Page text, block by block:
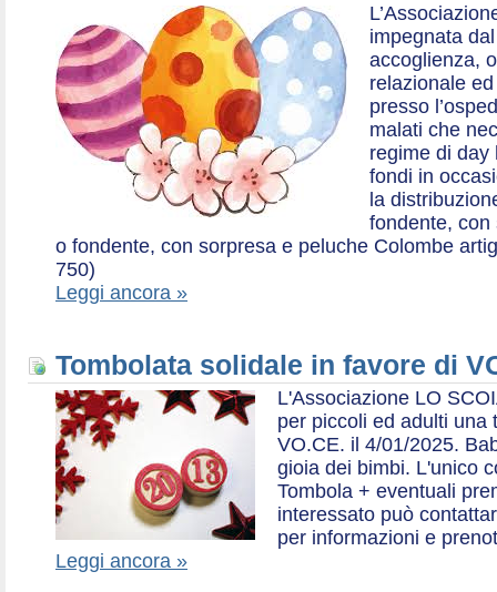
impegnata
accoglienza,
relazionale
presso
malati che
regime di day
fondi in
la
fondente, con
o fondente, con sorpresa e peluche Colombe
750)
Leggi ancora »
Tombolata solidale in favore di
L'Associazione LO
per piccoli ed adulti una
VO.CE. il 4/01/2025.
gioia dei bimbi. L'unico
Tombola + eventuali
interessato può
per informazioni e
Leggi ancora »